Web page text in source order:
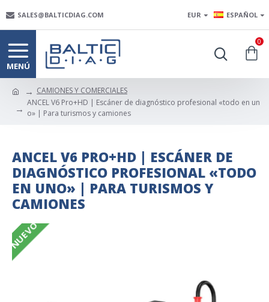
SALES@BALTICDIAG.COM EUR ESPAÑOL
0
CAMIONES Y COMERCIALES
ANCEL V6 Pro+HD | Escáner de diagnóstico profesional «todo en un
o» | Para turismos y camiones
ANCEL V6 PRO+HD | ESCÁNER DE
DIAGNÓSTICO PROFESIONAL «TODO
EN UNO» | PARA TURISMOS Y
CAMIONES
NUEVO